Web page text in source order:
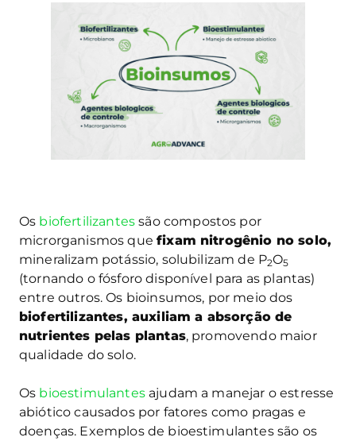
Os biofertilizantes são compostos por
microrganismos quefixam nitrogênio no solo,
mineralizam potássio, solubilizam de P2O5
(tornando o fósforo disponível para as plantas)
entre outros. Os bioinsumos, por meio dos
biofertilizantes, auxiliam a absorção de
nutrientes pelas plantas, promovendo maior
qualidade do solo.
Os bioestimulantesajudam a manejar o estresse
abiótico causados por fatores como pragas e
doenças. Exemplos de bioestimulantes são os